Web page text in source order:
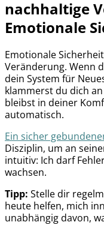
nachhaltige
Emotionale
Emotionale
Veränderung. Wenn
dein System für
klammerst du dich
bleibst in deiner
automatisch.
Ein sicher
Disziplin, um an
intuitiv: Ich darf
wachsen.
Tipp: Stelle dir
heute helfen, mich
unabhängig davon,